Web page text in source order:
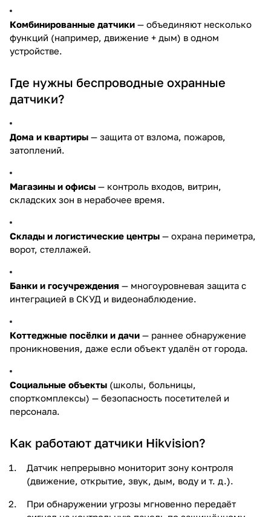
Комбинированные датчики — объединяют несколько
функций (например, движение + дым) в одном
устройстве.
Где нужны беспроводные охранные
датчики?
Дома и квартиры — защита от взлома, пожаров,
затоплений.
Магазины и офисы — контроль входов, витрин,
складских зон в нерабочее время.
Склады и логистические центры — охрана периметра,
ворот, стеллажей.
Банки и госучреждения — многоуровневая защита с
интеграцией в СКУД и видеонаблюдение.
Коттеджные посёлки и дачи — раннее обнаружение
проникновения, даже если объект удалён от города.
Социальные объекты (школы, больницы,
спорткомплексы) — безопасность посетителей и
персонала.
Как работают датчики Hikvision?
Датчик непрерывно мониторит зону контроля
(движение, открытие, звук, дым, воду и т. д.).
При обнаружении угрозы мгновенно передаёт